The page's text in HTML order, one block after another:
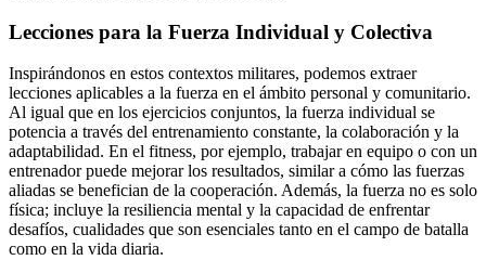
Lecciones para la Fuerza Individual y Colectiva
Inspirándonos en estos contextos militares, podemos extraer
lecciones aplicables a la fuerza en el ámbito personal y comunitario.
Al igual que en los ejercicios conjuntos, la fuerza individual se
potencia a través del entrenamiento constante, la colaboración y la
adaptabilidad. En el fitness, por ejemplo, trabajar en equipo o con un
entrenador puede mejorar los resultados, similar a cómo las fuerzas
aliadas se benefician de la cooperación. Además, la fuerza no es solo
física; incluye la resiliencia mental y la capacidad de enfrentar
desafíos, cualidades que son esenciales tanto en el campo de batalla
como en la vida diaria.